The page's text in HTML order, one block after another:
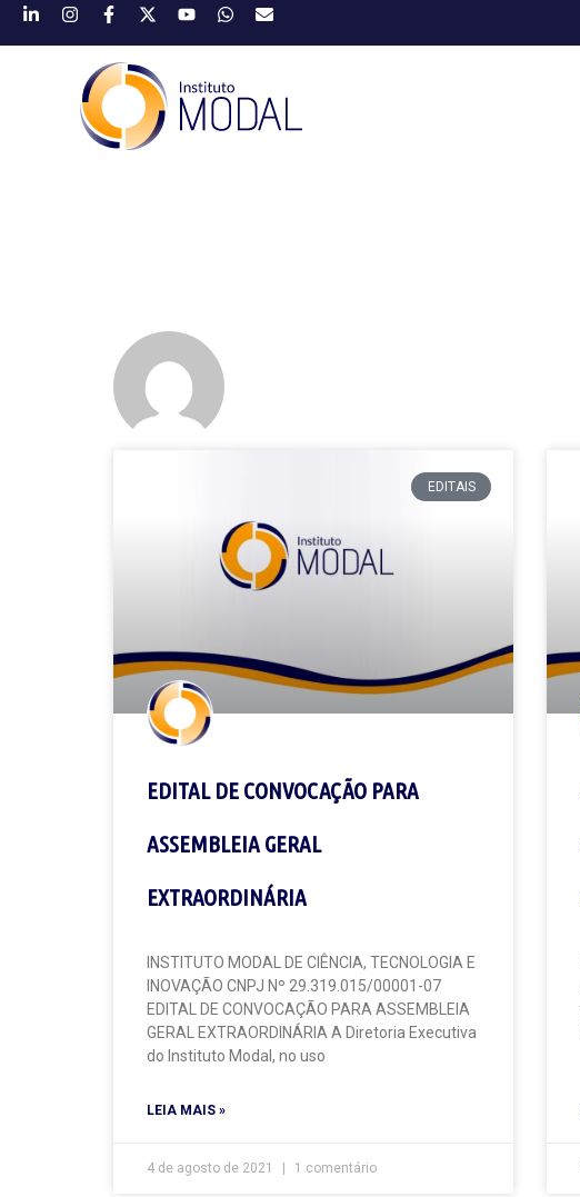
EDITAIS
EDITAL DE CONVOCAÇÃO PARA
ASSEMBLEIA GERAL
EXTRAORDINÁRIA
INSTITUTO MODAL DE CIÊNCIA, TECNOLOGIA E
INOVAÇÃO CNPJ Nº 29.319.015/00001-07
EDITAL DE CONVOCAÇÃO PARA ASSEMBLEIA
GERAL EXTRAORDINÁRIA A Diretoria Executiva
do Instituto Modal, no uso
LEIA MAIS »
4 de agosto de 2021 1 comentário